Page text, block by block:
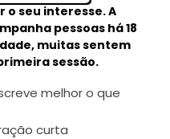
seu interesse. A
pessoas há 18
muitas sentem
sessão.
melhor o que
curta